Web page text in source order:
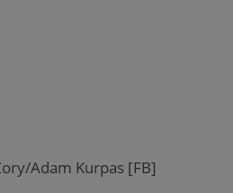
Adam Kurpas [FB]